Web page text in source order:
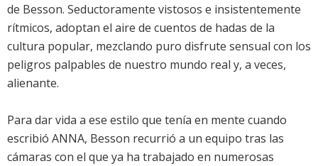
de Besson. Seductoramente vistosos e insistentemente
rítmicos, adoptan el aire de cuentos de hadas de la
cultura popular, mezclando puro disfrute sensual con los
peligros palpables de nuestro mundo real y, a veces,
alienante.
Para dar vida a ese estilo que tenía en mente cuando
escribió ANNA, Besson recurrió a un equipo tras las
cámaras con el que ya ha trabajado en numerosas